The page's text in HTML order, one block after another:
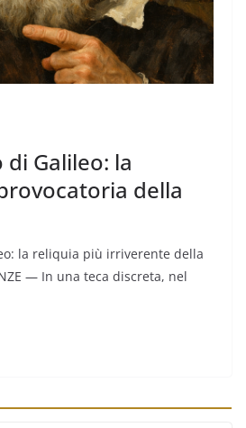
Galileo: la
della
la reliquia più irriverente della
— In una teca discreta, nel